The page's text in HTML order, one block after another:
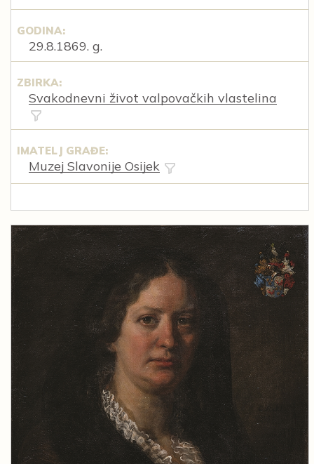
GODINA:
29.8.1869. g.
ZBIRKA:
Svakodnevni život valpovačkih vlastelina
IMATELJ GRAĐE:
Muzej Slavonije Osijek